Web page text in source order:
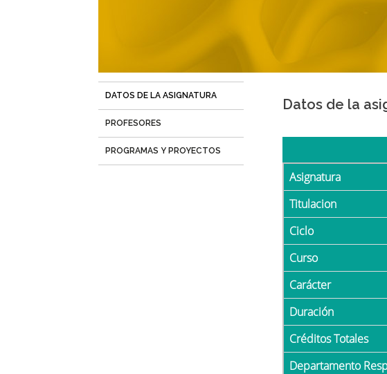
DATOS DE LA ASIGNATURA
activa)
PROFESORES
PROGRAMAS Y PROYECTOS
Datos de la
Asignatura
Titulacion
Ciclo
Curso
Carácter
Duración
Créditos Totales
Departamento